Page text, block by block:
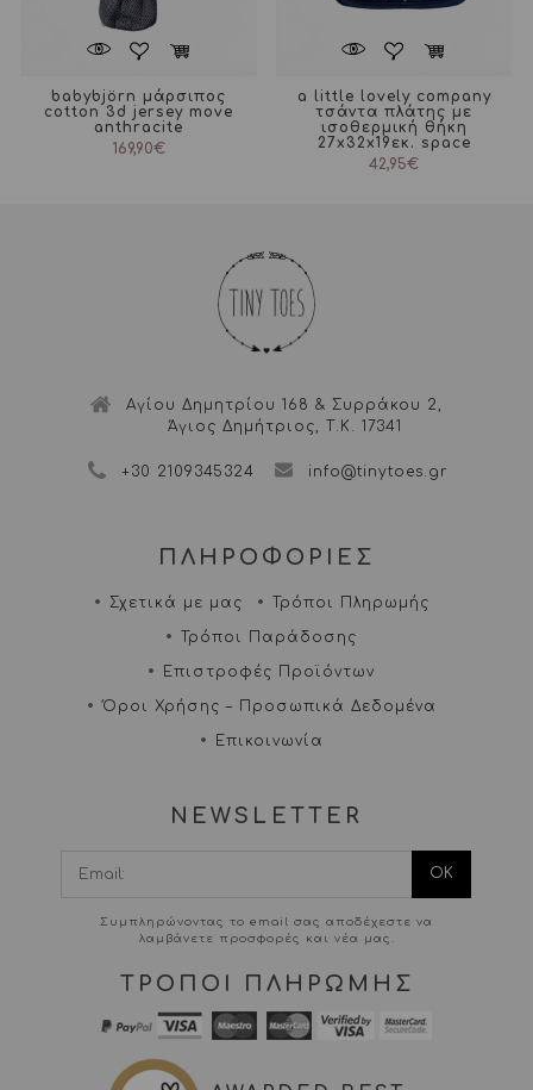
babybjörn μάρσιπος
cotton 3d jersey move
anthracite
169,90€
a little lovely company
τσάντα πλάτης με
ισοθερμική θήκη
27x32x19εκ. space
42,95€
Αγίου Δημητρίου 168 & Συρράκου 2,
Άγιος Δημήτριος, Τ.Κ. 17341
+30 2109345324 info@tinytoes.gr
ΠΛΗΡΟΦΟΡΙΕΣ
Σχετικά με μας Τρόποι Πληρωμής
Τρόποι Παράδοσης
Επιστροφές Προϊόντων
Όροι Χρήσης – Προσωπικά Δεδομένα
Επικοινωνία
NEWSLETTER
Συμπληρώνοντας το email σας αποδέχεστε να
λαμβάνετε προσφορές και νέα μας.
ΤΡΟΠΟΙ ΠΛΗΡΩΜΗΣ